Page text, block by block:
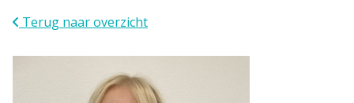
Terug naar overzicht